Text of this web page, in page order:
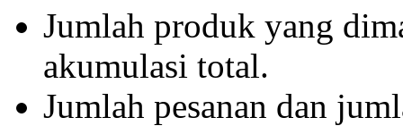
Jumlah produk yang
akumulasi total.
Jumlah pesanan dan